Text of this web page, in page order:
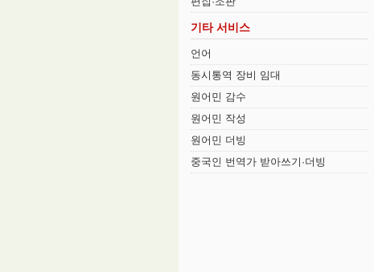
기타 서비스
언어
동시통역 장비 임대
원어민 감수
원어민 작성
원어민 더빙
중국인 번역가 받아쓰기·더빙